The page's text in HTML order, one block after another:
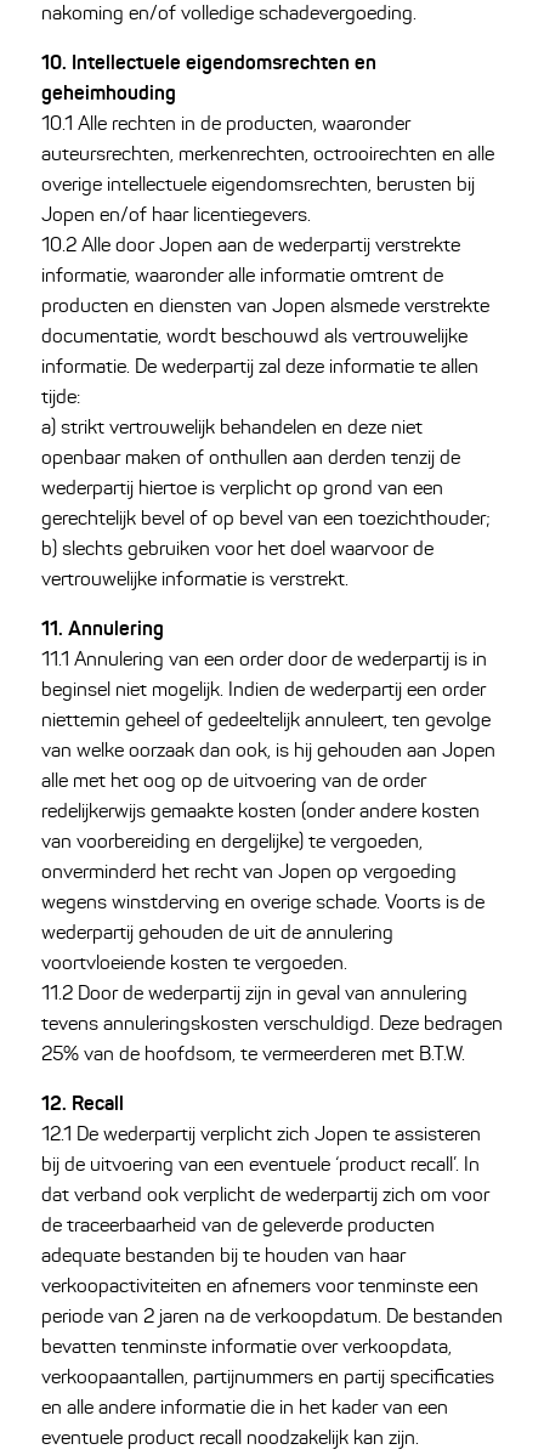
nakoming en/of volledige schadevergoeding.
10. Intellectuele eigendomsrechten en
geheimhouding
10.1 Alle rechten in de producten, waaronder
auteursrechten, merkenrechten, octrooirechten en alle
overige intellectuele eigendomsrechten, berusten bij
Jopen en/of haar licentiegevers.
10.2 Alle door Jopen aan de wederpartij verstrekte
informatie, waaronder alle informatie omtrent de
producten en diensten van Jopen alsmede verstrekte
documentatie, wordt beschouwd als vertrouwelijke
informatie. De wederpartij zal deze informatie te allen
tijde:
a) strikt vertrouwelijk behandelen en deze niet
openbaar maken of onthullen aan derden tenzij de
wederpartij hiertoe is verplicht op grond van een
gerechtelijk bevel of op bevel van een toezichthouder;
b) slechts gebruiken voor het doel waarvoor de
vertrouwelijke informatie is verstrekt.
11. Annulering
11.1 Annulering van een order door de wederpartij is in
beginsel niet mogelijk. Indien de wederpartij een order
niettemin geheel of gedeeltelijk annuleert, ten gevolge
van welke oorzaak dan ook, is hij gehouden aan Jopen
alle met het oog op de uitvoering van de order
redelijkerwijs gemaakte kosten (onder andere kosten
van voorbereiding en dergelijke) te vergoeden,
onverminderd het recht van Jopen op vergoeding
wegens winstderving en overige schade. Voorts is de
wederpartij gehouden de uit de annulering
voortvloeiende kosten te vergoeden.
11.2 Door de wederpartij zijn in geval van annulering
tevens annuleringskosten verschuldigd. Deze bedragen
25% van de hoofdsom, te vermeerderen met B.T.W.
12. Recall
12.1 De wederpartij verplicht zich Jopen te assisteren
bij de uitvoering van een eventuele ‘product recall’. In
dat verband ook verplicht de wederpartij zich om voor
de traceerbaarheid van de geleverde producten
adequate bestanden bij te houden van haar
verkoopactiviteiten en afnemers voor tenminste een
periode van 2 jaren na de verkoopdatum. De bestanden
bevatten tenminste informatie over verkoopdata,
verkoopaantallen, partijnummers en partij specificaties
en alle andere informatie die in het kader van een
eventuele product recall noodzakelijk kan zijn.